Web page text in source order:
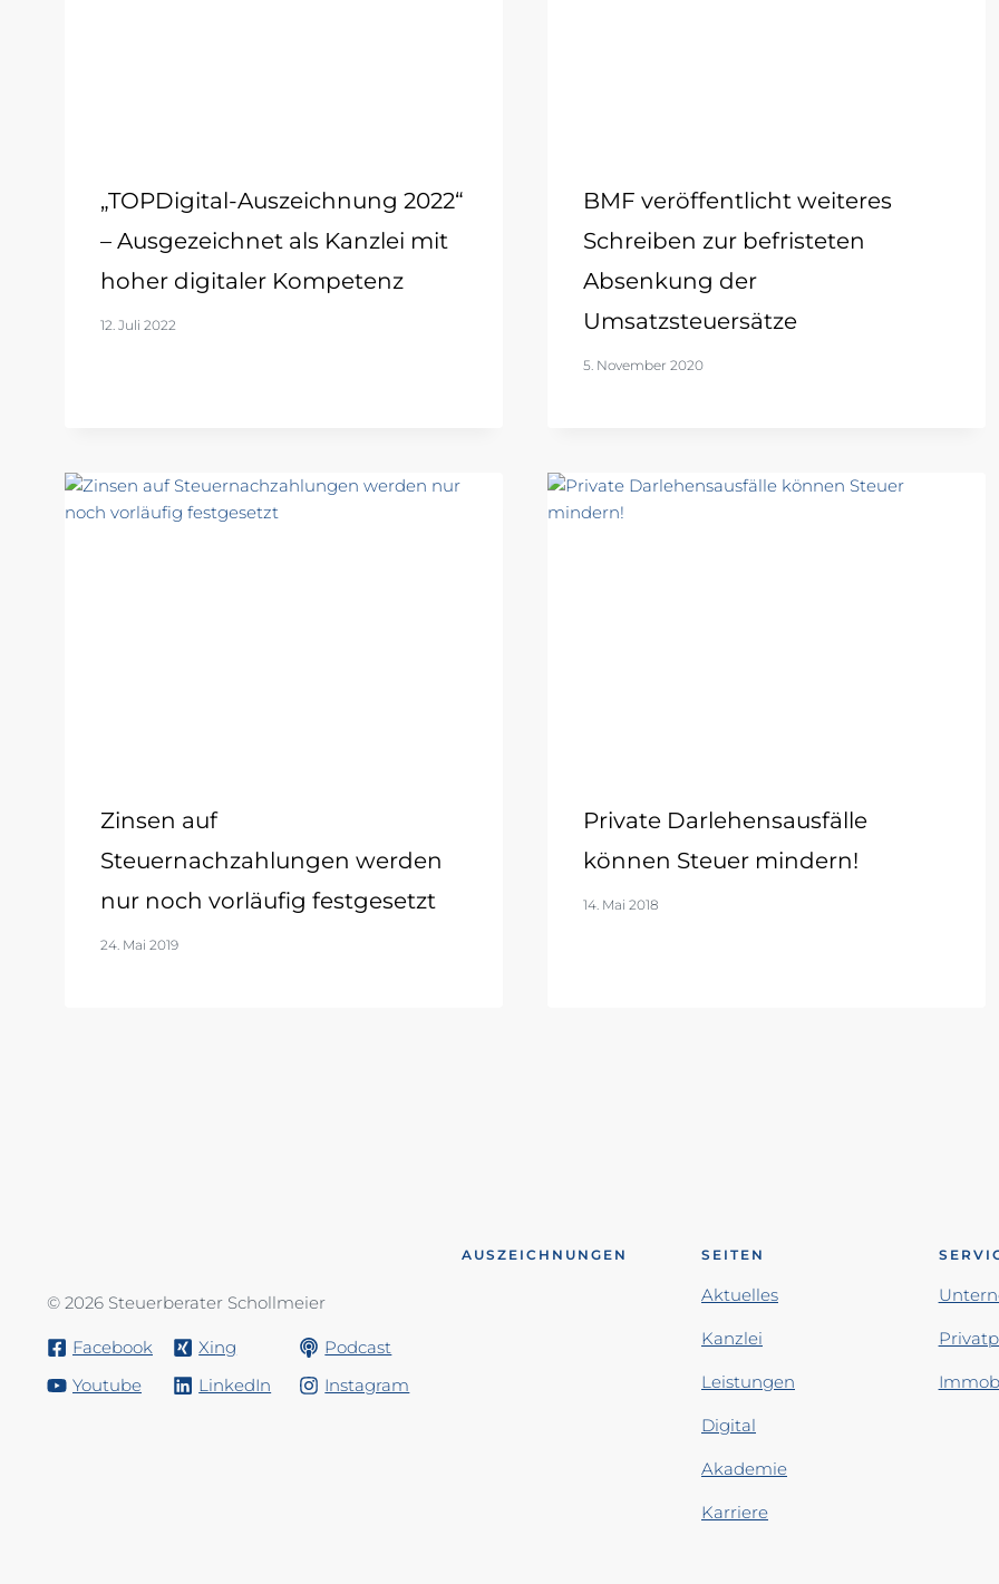
„TOPDigital-Auszeichnung 2022“
– Ausgezeichnet als Kanzlei mit
hoher digitaler Kompetenz
12. Juli 2022
BMF veröffentlicht weiteres
Schreiben zur befristeten
Absenkung der
Umsatzsteuersätze
5. November 2020
Zinsen auf
Steuernachzahlungen werden
nur noch vorläufig festgesetzt
24. Mai 2019
Private Darlehensausfälle
können Steuer mindern!
14. Mai 2018
© 2026 Steuerberater Schollmeier
Facebook Xing
Podcast
Youtube
LinkedIn Instagram
AUSZEICHNUNGEN SEITEN
Aktuelles
Kanzlei
Leistungen
Digital
Akademie
Karriere